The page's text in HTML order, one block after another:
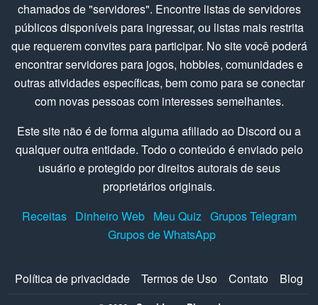
chamados de "servidores". Encontre listas de servidores
públicos disponíveis para ingressar, ou listas mais restrita
que requerem convites para participar. No site você poderá
encontrar servidores para jogos, hobbies, comunidades e
outras atividades específicas, bem como para se conectar
com novas pessoas com interesses semelhantes.
Este site não é de forma alguma afiliado ao Discord ou a
qualquer outra entidade. Todo o conteúdo é enviado pelo
usuário e protegido por direitos autorais de seus
proprietários originais.
Receitas Dinheiro Web Meu Quiz Grupos Telegram
Grupos de WhatsApp
Política de privacidade Termos de Uso Contato Blog